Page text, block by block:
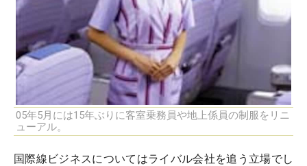
05年5月には15年ぶりに客室乗務員や地上係員の制服をリニ
ューアル。
国際線ビジネスについてはライバル会社を追う立場でし